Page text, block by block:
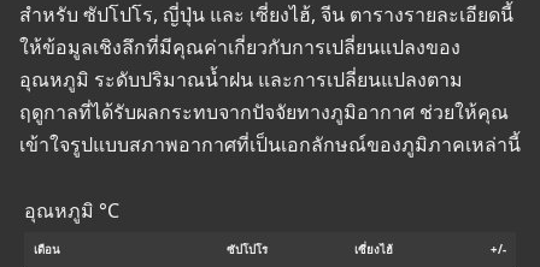
สำหรับ ซัปโปโร, ญี่ปุ่น และ เซี่ยงไฮ้, จีน ตารางรายละเอียดนี้
ให้ข้อมูลเชิงลึกที่มีคุณค่าเกี่ยวกับการเปลี่ยนแปลงของ
อุณหภูมิ ระดับปริมาณน้ำฝน และการเปลี่ยนแปลงตาม
ฤดูกาลที่ได้รับผลกระทบจากปัจจัยทางภูมิอากาศ ช่วยให้คุณ
เข้าใจรูปแบบสภาพอากาศที่เป็นเอกลักษณ์ของภูมิภาคเหล่านี้
อุณหภูมิ °C
เดือน ซัปโปโร เซี่ยงไฮ้ +/-